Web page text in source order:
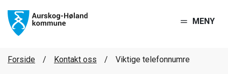
MENY
Forside Kontakt oss Viktige telefonnumre